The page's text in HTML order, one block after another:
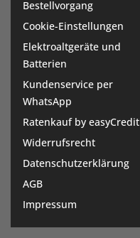
Bestellvorgang
Cookie-Einstellungen
Elektroaltgeräte und
Batterien
Kundenservice per
WhatsApp
Ratenkauf by easyCredit
Widerrufsrecht
Datenschutzerklärung
AGB
Impressum